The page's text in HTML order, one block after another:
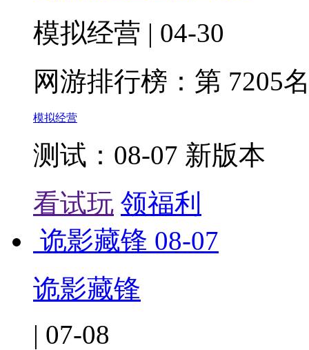
模拟经营 | 04-30
网游排行榜： 第 7205
模拟经营
测试：08-07 新版本
看试玩 领福利
诡影藏锋 08-07
诡影藏锋
| 07-08